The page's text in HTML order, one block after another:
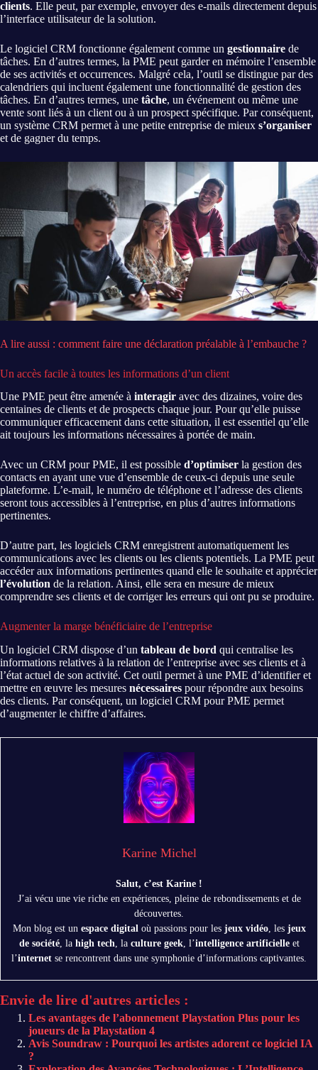
clients. Elle peut, par exemple, envoyer des e-mails directement depuis
l’interface utilisateur de la solution.
Le logiciel CRM fonctionne également comme un gestionnaire de
tâches. En d’autres termes, la PME peut garder en mémoire l’ensemble
de ses activités et occurrences. Malgré cela, l’outil se distingue par des
calendriers qui incluent également une fonctionnalité de gestion des
tâches. En d’autres termes, une tâche, un événement ou même une
vente sont liés à un client ou à un prospect spécifique. Par conséquent,
un système CRM permet à une petite entreprise de mieux s’organiser
et de gagner du temps.
A lire aussi : comment faire une déclaration préalable à l’embauche ?
Un accès facile à toutes les informations d’un client
Une PME peut être amenée à interagir avec des dizaines, voire des
centaines de clients et de prospects chaque jour. Pour qu’elle puisse
communiquer efficacement dans cette situation, il est essentiel qu’elle
ait toujours les informations nécessaires à portée de main.
Avec un CRM pour PME, il est possible d’optimiser la gestion des
contacts en ayant une vue d’ensemble de ceux-ci depuis une seule
plateforme. L’e-mail, le numéro de téléphone et l’adresse des clients
seront tous accessibles à l’entreprise, en plus d’autres informations
pertinentes.
D’autre part, les logiciels CRM enregistrent automatiquement les
communications avec les clients ou les clients potentiels. La PME peut
accéder aux informations pertinentes quand elle le souhaite et apprécier
l’évolution de la relation. Ainsi, elle sera en mesure de mieux
comprendre ses clients et de corriger les erreurs qui ont pu se produire.
Augmenter la marge bénéficiaire de l’entreprise
Un logiciel CRM dispose d’un tableau de bord qui centralise les
informations relatives à la relation de l’entreprise avec ses clients et à
l’état actuel de son activité. Cet outil permet à une PME d’identifier et
mettre en œuvre les mesures nécessaires pour répondre aux besoins
des clients. Par conséquent, un logiciel CRM pour PME permet
d’augmenter le chiffre d’affaires.
Karine Michel
Salut, c’est Karine !
J’ai vécu une vie riche en expériences, pleine de rebondissements et de
découvertes.
Mon blog est un espace digitaloù passions pour les jeux vidéo, les jeux
de société, la high tech, la culture geek, l’intelligence artificielleet
l’internet se rencontrent dans une symphonie d’informations captivantes.
Envie de lire d'autres articles :
Les avantages de l’abonnement Playstation Plus pour les
joueurs de la Playstation 4
Avis Soundraw : Pourquoi les artistes adorent ce logiciel IA
?